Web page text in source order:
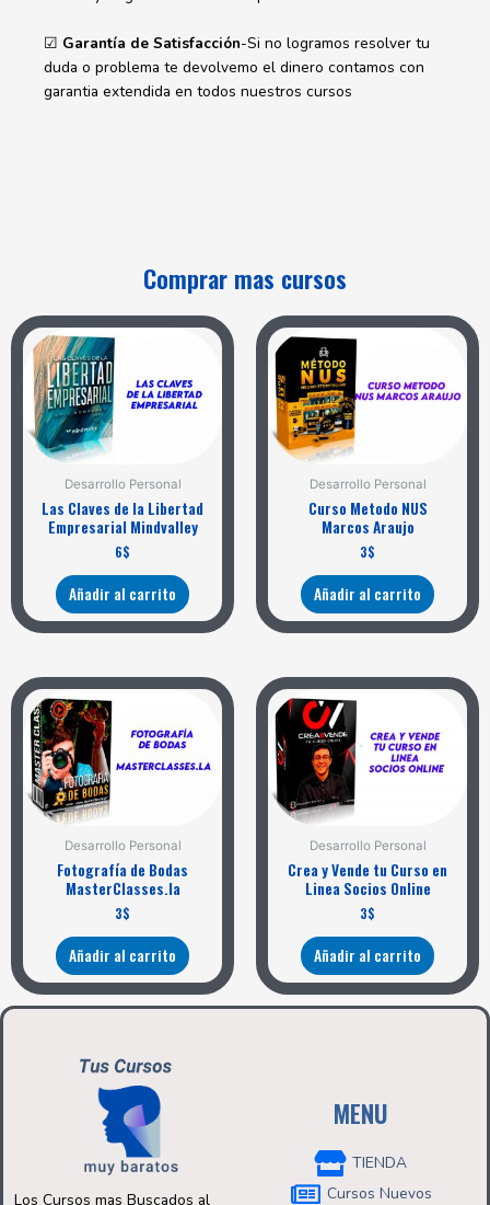
☑ Garantía de Satisfacción-Si no logramos resolver tu
duda o problema te devolvemo el dinero contamos con
garantia extendida en todos nuestros cursos
Comprar mas cursos
Desarrollo Personal
Las Claves de la Libertad
Empresarial Mindvalley
6$
Añadir al carrito
Desarrollo Personal
Curso Metodo NUS
Marcos Araujo
3$
Añadir al carrito
Desarrollo Personal
Fotografía de Bodas
MasterClasses.la
3$
Añadir al carrito
Desarrollo Personal
Crea y Vende tu Curso en
Linea Socios Online
3$
Añadir al carrito
Los Cursos mas Buscados al
MENU
TIENDA
Cursos Nuevos